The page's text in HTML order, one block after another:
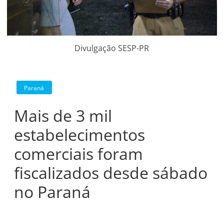
Divulgação SESP-PR
Paraná
Mais de 3 mil
estabelecimentos
comerciais foram
fiscalizados desde sábado
no Paraná